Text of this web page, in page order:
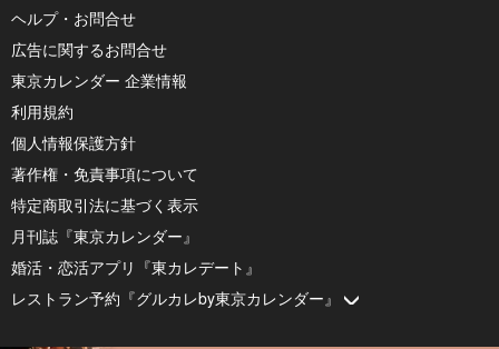
ヘルプ・お問合せ
広告に関するお問合せ
東京カレンダー 企業情報
利用規約
個人情報保護方針
著作権・免責事項について
特定商取引法に基づく表示
月刊誌『東京カレンダー』
婚活・恋活アプリ『東カレデート』
レストラン予約『グルカレby東京カレンダー』